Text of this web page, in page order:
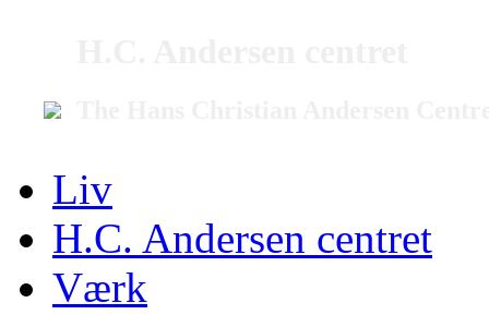
Liv
H.C. Andersen centret
Værk